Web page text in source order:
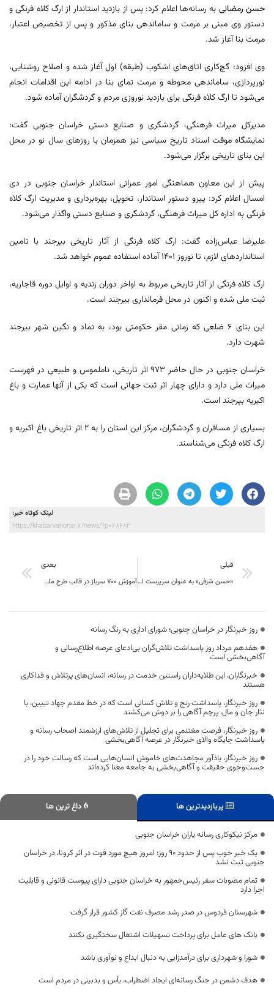
حسن رمضانی به رسانه‌ها اعلام کرد: پس از بازدید استاندار از ارگ کلاه‌ فرنگی و
دستور وی مبنی بر مرمت و ساماندهی بنای مذکور و پس از تخصیص اعتبار،
مرمت بنا آغاز شد.
وی افزود: گچ‌کاری اتاق‌های اشکوب (طبقه) اول آغاز شده و اصلاح روشنایی،
نورپردازی، ساماندهی محوطه و مرمت نمای بنا در ادامه این اقدامات انجام
می‌شود تا ارگ کلاه‌ فرنگی برای بازدید نوروزی مردم و گردشگران آماده شود.
مدیرکل میراث فرهنگی، گردشگری و صنایع دستی خراسان جنوبی گفت:‌
نمایشگاه موقت اسناد تاریخ سیاسی نیز همزمان با روزهای سال نو در محل
این بنای تاریخی برگزار می‌شود.
پیش از این معاون هماهنگی امور عمرانی استاندار خراسان جنوبی در دی
امسال اعلام کرد: پیرو دستور استاندار، تحویل، بهره‌برداری و مدیریت ارگ کلاه
فرنگی به اداره کل میراث فرهنگی، گردشگری و صنایع دستی واگذار می‌شود.
علیرضا عباس‌زاده گفت: ارگ کلاه فرنگی از آثار تاریخی بیرجند با تامین
استانداردهای لازم، تا نوروز ۱۴۰۱ آماده استفاده عموم خواهد شد.
ارگ کلاه فرنگی از آثار تاریخی مربوط به اواخر دوران زندیه و اوایل دوره قاجاریه،
ثبت ملی شده و اکنون در محل فرمانداری بیرجند است.
این بنای ۶ ضلعی که زمانی مقر حکومتی بود، به نماد و نگین شهر بیرجند
شهرت دارد.
خراسان جنوبی در حال حاضر ۹۷۳ اثر تاریخی، ناملموس و طبیعی در فهرست
میراث ملی دارد و دارای چهار اثر ثبت جهانی است که یکی از آنها عمارت و باغ
اکبریه بیرجند است.
بسیاری از مسافران و گردشگران، مرکز این استان را به ۲ اثر تاریخی باغ اکبریه و
ارگ کلاه فرنگی می‌شناسند.
لینک کوتاه خبر:
https://khabarvahonar.ir/news/?p=68683
قبلی
«حسن شرفی» به عنوان سرپرست اداره کل بهزیستی خراسان جنوبی معرفی شد
بعدی
آموزش 700 سرباز در قالب طرح ملی «سرباز مهارت» بهمن ماه امسال در خراسان جنوبی
روز خبرنگار در خراسان جنوبی؛ شورای اداری به رنگ رسانه
هفدهم مرداد روز پاسداشت تلاش‌گران بی‌ادعای عرصه اطلاع‌رسانی و
آگاهی‌بخشی است
خبرنگاران، این طلایه‌داران راستین خدمت در رسانه، انسان‌های پرتلاش و فداکاری
هستند
روز خبرنگار، پاسداشت رنج و تلاش کسانی است که در خط مقدم جهاد تبیین، با
نثار جان و مال، پرچم آگاهی را بر دوش می‌کشند
روز خبرنگار، فرصت مغتنمی برای تجلیل از تلاش‌های ارزشمند اصحاب رسانه و
پاسداشت جایگاه والای خبرنگار در عرصه آگاهی‌بخشی
روز خبرنگار، یادآور مجاهدت‌های خاموش انسان‌هایی است که رسالت خود را در
جست‌وجوی حقیقت و آگاهی‌بخشی به جامعه معنا کرده‌اند
پربازدیدترین ها داغ ترین ها
مرکز نیکوکاری رسانه یاران خراسان جنوبی
یک خبر خوب پس از حدود 90 روز؛ امروز هیچ مورد فوت در اثر کرونا، در خراسان
جنوبی ثبت نشد
تمام مصوبات سفر رئیس‌جمهور به خراسان جنوبی دارای پیوست قانونی و قابلیت
اجرا دارد
شهرستان فردوس در صدر رشد مصرف نفت گاز کشور قرار گرفت
بانک های عامل برای پرداخت تسهیلات اشتغال سختگیری نکنند
شورا و شهرداری برای درآمدزایی به دنبال ابداع و نوآوری باشد
هدف دشمن در جنگ رسانه‌ای ایجاد اضطراب، یأس و بدبینی در مردم است